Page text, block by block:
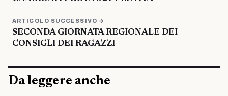
ARTICOLO SUCCESSIVO →
SECONDA GIORNATA REGIONALE DEI
CONSIGLI DEI RAGAZZI
Da leggere anche